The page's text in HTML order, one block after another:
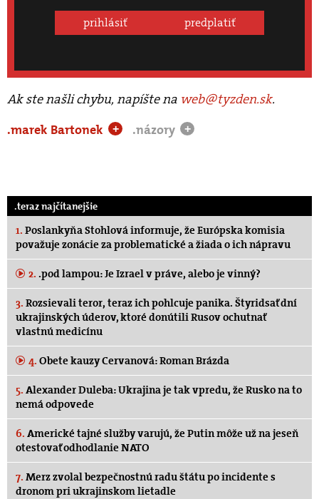
prihlásiť predplatiť
Ak ste našli chybu, napíšte na web@tyzden.sk.
.marek Bartonek
+ .názory +
.teraz najčítanejšie
1. Poslankyňa Stohlová informuje, že Európska komisia
považuje zonácie za problematické a žiada o ich nápravu
2. .pod lampou: Je Izrael v práve, alebo je vinný?
3. Rozsievali teror, teraz ich pohlcuje panika. Štyridsať dní
ukrajinských úderov, ktoré donútili Rusov ochutnať
vlastnú medicínu
4. Obete kauzy Cervanová: Roman Brázda
5. Alexander Duleba: Ukrajina je tak vpredu, že Rusko na to
nemá odpovede
6. Americké tajné služby varujú, že Putin môže už na jeseň
otestovať odhodlanie NATO
7. Merz zvolal bezpečnostnú radu štátu po incidente s
dronom pri ukrajinskom lietadle